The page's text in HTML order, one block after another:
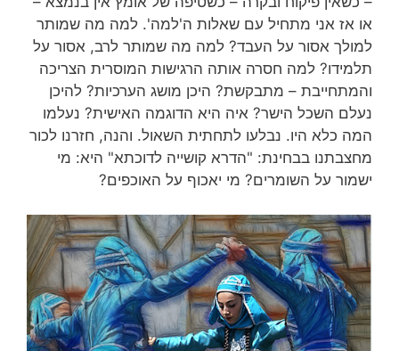
או אז אני מתחיל עם שאלות ה'למה'. למה מה שמותר
למולך אסור על העבד? למה מה שמותר לרב, אסור על
תלמידו? למה חסרה אותה הרגישות המוסרית הצריכה
והמתחייבת – מתבקשת? היכן מושג הערכיות? להיכן
נעלם השכל הישר? איה היא הדוגמה האישית? נעלמו
המה כלא היו. נבלעו לתחתית השאול. והנה, חזרנו לכור
מחצבתנו בבחינת: "הדרא קושייה לדוכתא" היא: מי
ישמור על השומרים? מי יאכוף על האוכפים?